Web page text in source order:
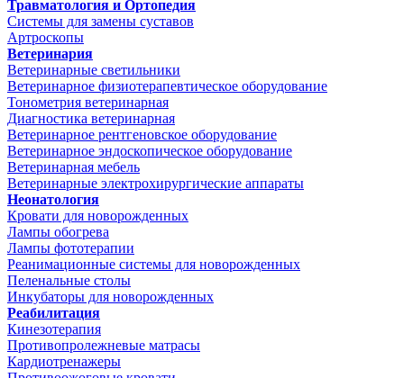
Травматология и Ортопедия
Системы для замены суставов
Артроскопы
Ветеринария
Ветеринарные светильники
Ветеринарное физиотерапевтическое оборудование
Тонометрия ветеринарная
Диагностика ветеринарная
Ветеринарное рентгеновское оборудование
Ветеринарное эндоскопическое оборудование
Ветеринарная мебель
Ветеринарные электрохирургические аппараты
Неонатология
Кровати для новорожденных
Лампы обогрева
Лампы фототерапии
Реанимационные системы для новорожденных
Пеленальные столы
Инкубаторы для новорожденных
Реабилитация
Кинезотерапия
Противопролежневые матрасы
Кардиотренажеры